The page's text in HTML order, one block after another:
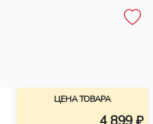
ЦЕНА ТОВАРА